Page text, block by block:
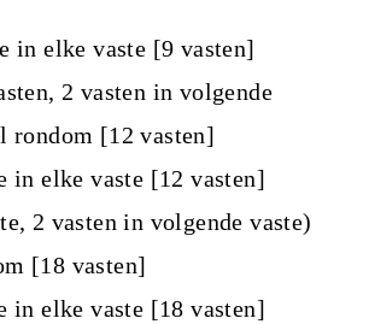
in elke vaste [9 vasten]
2 vasten in volgende
rondom [12 vasten]
in elke vaste [12 vasten]
2 vasten in volgende vaste)
[18 vasten]
in elke vaste [18 vasten]